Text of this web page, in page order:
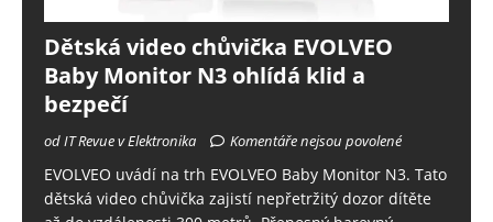
Dětská video chůvička EVOLVEO
Baby Monitor N3 ohlídá klid a
bezpečí
od IT Revue v Elektronika Komentáře nejsou povolené
EVOLVEO uvádí na trh EVOLVEO Baby Monitor N3. Tato
dětská video chůvička zajistí nepřetržitý dozor dítěte